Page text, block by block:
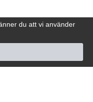
du att vi använder